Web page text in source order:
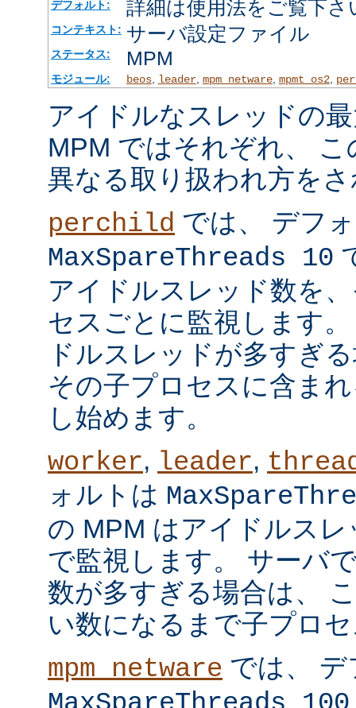
デフォルト: 詳細は使用法をご覧下さ
コンテキスト: サーバ設定ファイル
ステータス: MPM
モジュール: beos, leader, mpm_netware, mpmt_os2,
アイドルなスレッドの
MPM ではそれぞれ、
異なる取り扱われ方を
perchild では、 デフ
MaxSpareThreads 10
アイドルスレッド数を
セスごとに監視します
ドルスレッドが多すぎ
その子プロセスに含ま
し始めます。
worker, leader,
ォルトは
の MPM はアイドルス
で監視します。 サーバ
数が多すぎる場合は、
い数になるまで子プロ
mpm_netware では、